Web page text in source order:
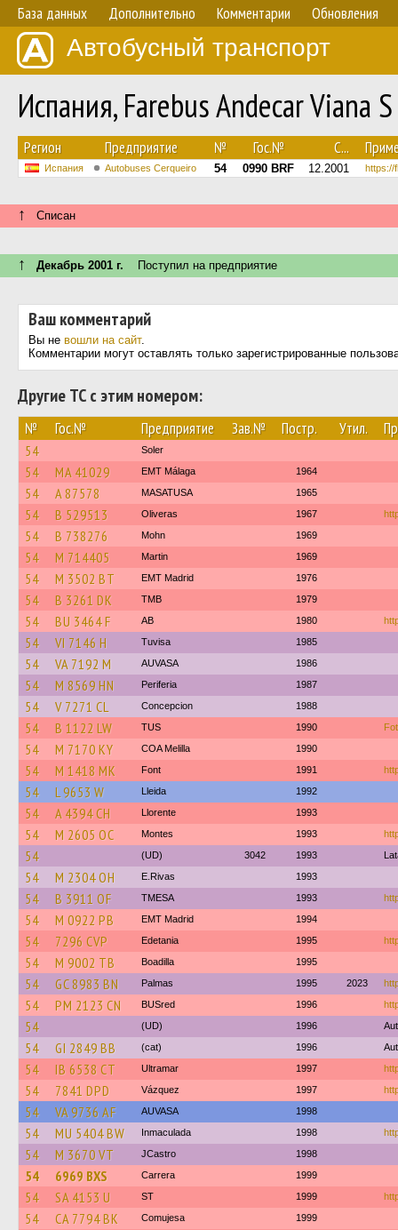
База данных Дополнительно Комментарии Обновления
Автобусный транспорт
Испания, Farebus Andecar Viana
Регион Предприятие № Гос.№ С...
Испания Autobuses Cerqueiro 54 0990 BRF 12.2001 https://
↑ Списан
↑ Декабрь 2001 г. Поступил на предприятие
Ваш комментарий
Вы не вошли на сайт.
Комментарии могут оставлять только зарегистрированные
Другие ТС с этим номером:
№ Гос.№ Предприятие Зав.№ Постр. Утил.
54 Soler
54 MA 41029 EMT Málaga 1964
54 A 87578 MASATUSA 1965
54 B 529513 Oliveras 1967
54 B 738276 Mohn 1969
54 M 714405 Martin 1969
54 M 3502 BT EMT Madrid 1976
54 B 3261 DK TMB 1979
54 BU 3464 F AB 1980
54 VI 7146 H Tuvisa 1985
54 VA 7192 M AUVASA 1986
54 M 8569 HN Periferia 1987
54 V 7271 CL Concepcion 1988
54 B 1122 LW TUS 1990
54 M 7170 KY COA Melilla 1990
54 M 1418 MK Font 1991
54 L 9653 W Lleida 1992
54 A 4394 CH Llorente 1993
54 M 2605 OC Montes 1993
54 (UD) 3042 1993
54 M 2304 OH E.Rivas 1993
54 B 3911 OF TMESA 1993
54 M 0922 PB EMT Madrid 1994
54 7296 CVP Edetania 1995
54 M 9002 TB Boadilla 1995
54 GC 8983 BN Palmas 1995 2023
54 PM 2123 CN BUSred 1996
54 (UD) 1996
54 GI 2849 BB (cat) 1996
54 IB 6538 CT Ultramar 1997
54 7841 DPD Vázquez 1997
54 VA 9736 AF AUVASA 1998
54 MU 5404 BW Inmaculada 1998
54 M 3670 VT JCastro 1998
54 6969 BXS Carrera 1999
54 SA 4153 U ST 1999
54 CA 7794 BK Comujesa 1999